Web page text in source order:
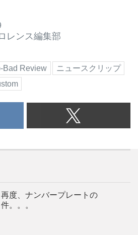
レンス編集部
Bad Review
ニュースクリップ
再度、ナンバープレートの
件。。。